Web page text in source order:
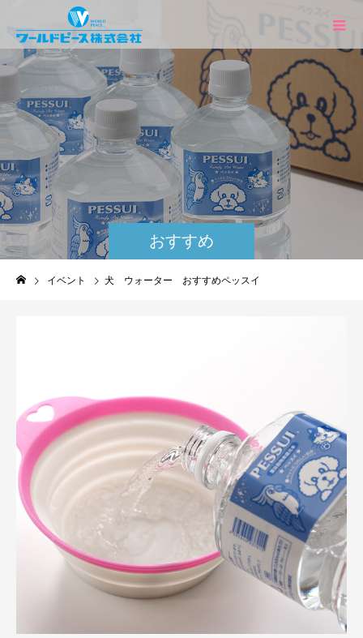
おすすめ
イベント 犬 ウォーター おすすめペッスイ